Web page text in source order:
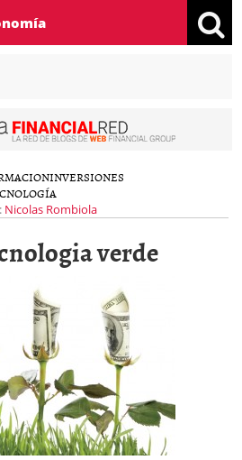
INVERSIONES
Nicolas Rombiola
verde